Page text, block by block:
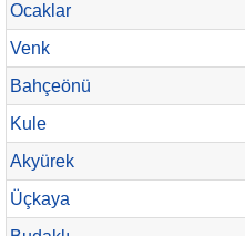
Ocaklar
Venk
Bahçeönü
Kule
Akyürek
Üçkaya